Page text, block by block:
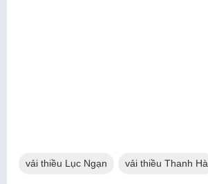
vải thiều Lục Ngạn vải thiều Thanh Hà